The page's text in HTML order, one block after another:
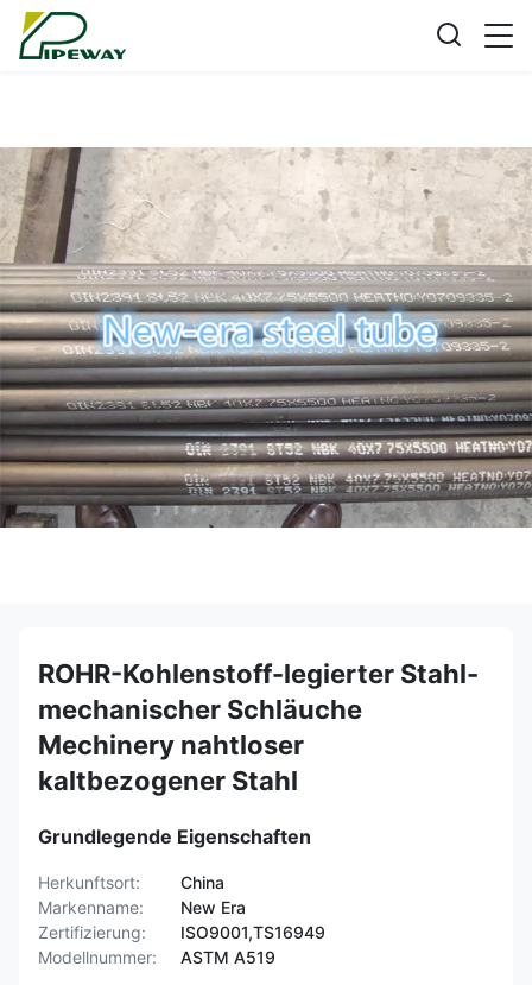
ROHR-Kohlenstoff-legierter Stahl-
mechanischer Schläuche
Mechinery nahtloser
kaltbezogener Stahl
Grundlegende Eigenschaften
Herkunftsort:
China
Markenname:
New Era
Zertifizierung:
ISO9001,TS16949
Modellnummer:
ASTM A519